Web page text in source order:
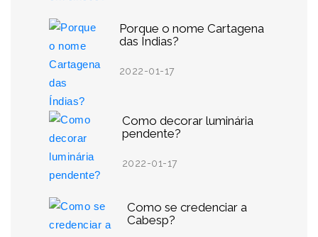
Porque o nome Cartagena
das Índias?
2022-01-17
Como decorar luminária
pendente?
2022-01-17
Como se credenciar a
Cabesp?